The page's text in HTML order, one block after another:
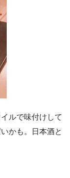
ルで味付けして
かも。日本酒と